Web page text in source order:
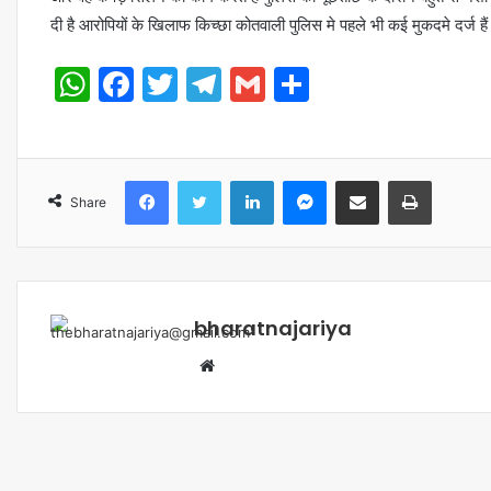
दी है आरोपियों के खिलाफ किच्छा कोतवाली पुलिस मे पहले भी कई मुकदमे दर्ज
WhatsApp
Facebook
Twitter
Telegram
Gmail
Share
bharatnajariya